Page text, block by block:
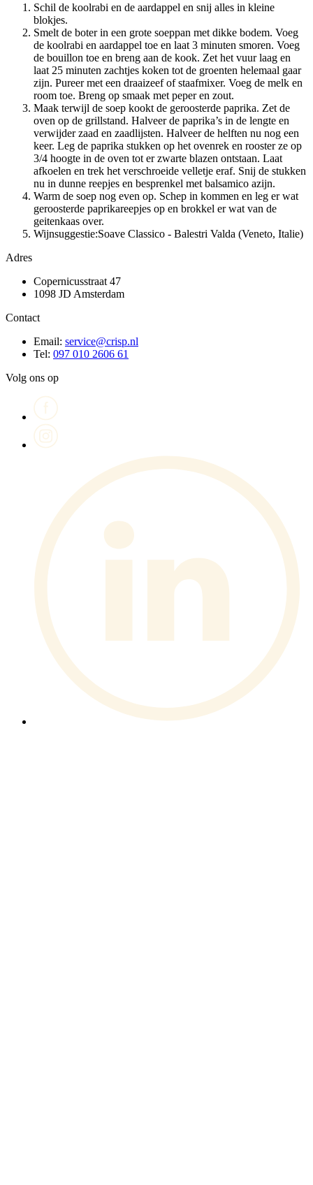
Schil de koolrabi en de aardappel en snij alles in kleine
blokjes.
Smelt de boter in een grote soeppan met dikke bodem. Voeg
de koolrabi en aardappel toe en laat 3 minuten smoren. Voeg
de bouillon toe en breng aan de kook. Zet het vuur laag en
laat 25 minuten zachtjes koken tot de groenten helemaal gaar
zijn. Pureer met een draaizeef of staafmixer. Voeg de melk en
room toe. Breng op smaak met peper en zout.
Maak terwijl de soep kookt de geroosterde paprika. Zet de
oven op de grillstand. Halveer de paprika’s in de lengte en
verwijder zaad en zaadlijsten. Halveer de helften nu nog een
keer. Leg de paprika stukken op het ovenrek en rooster ze op
3/4 hoogte in de oven tot er zwarte blazen ontstaan. Laat
afkoelen en trek het verschroeide velletje eraf. Snij de stukken
nu in dunne reepjes en besprenkel met balsamico azijn.
Warm de soep nog even op. Schep in kommen en leg er wat
geroosterde paprikareepjes op en brokkel er wat van de
geitenkaas over.
Wijnsuggestie:Soave Classico - Balestri Valda (Veneto, Italie)
Adres
Copernicusstraat 47
1098 JD Amsterdam
Contact
Email: service@crisp.nl
Tel: 097 010 2606 61
Volg ons op